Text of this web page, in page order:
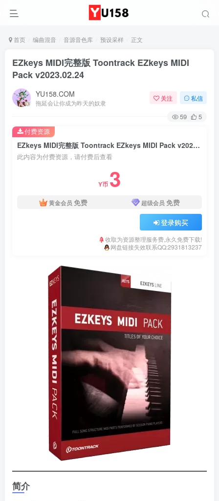
首页 编曲混音 音源音色库 预设采样 正文
EZkeys MIDI完整版 Toontrack EZkeys MIDI
Pack v2023.02.24
YU158.COM
拖延会让你成为昨天的奴隶
关注 私信
59 5
EZkeys MIDI完整版 Toontrack EZkeys MIDI Pack v2023.02.24
此内容为付费资源，请付费后查看
Y币 3
黄金会员 免费 超级会员 免费
登录购买
收取为资源整理服务费,永久免费下载!
网盘链接失效联系QQ:2931813237
付费资源
简介